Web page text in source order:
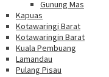
Gunung Mas
Kapuas
Kotawaringi Barat
Kotawaringin Barat
Kuala Pembuang
Lamandau
Pulang Pisau